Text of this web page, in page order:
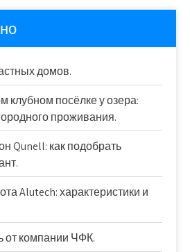
домов.
клубном посёлке у озера:
проживания.
Qunell: как подобрать
Alutech: характеристики и
от компании ЧФК.